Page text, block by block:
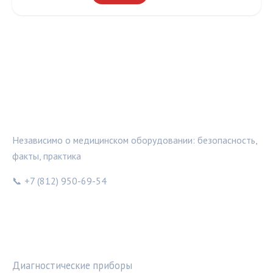
Независимо о медицинском оборудовании: безопасность,
факты, практика
📞 +7 (812) 950-69-54
Диагностические приборы